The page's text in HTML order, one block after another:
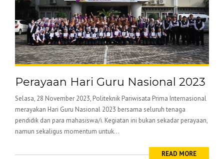
Perayaan Hari Guru Nasional 2023
Selasa, 28 November 2023, Politeknik Pariwisata Prima Internasional
merayakan Hari Guru Nasional 2023 bersama seluruh tenaga
pendidik dan para mahasiswa/i. Kegiatan ini bukan sekadar perayaan,
namun sekaligus momentum untuk...
READ MORE